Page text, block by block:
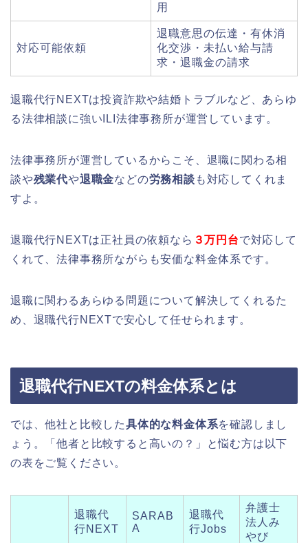
用
対応可能依頼
退職意思の伝達・有休消
化交渉・未払い給与請
求・退職金の請求
退職代行NEXTは投資詐欺や結婚トラブルなど、あらゆ
る法律相談に強いILI法律事務所が運営しています。
法律事務所が運営しているからこそ、退職に関わる相
談や残業代や退職金などの労務相談 も対応してくれま
すよ。
退職代行NEXTは正社員の依頼なら ３万円台で対応して
くれて、法律事務所ながらも安価な料金体系です。
退職に関わるあらゆる問題について解決してくれるた
め、退職代行NEXTで安心して任せられます。
退職代行NEXTの料金体系とは
では、他社と比較した具体的な料金体系を確認しまし
ょう。「他者と比較すると高いの？」と悩む方は以下
の表をご覧ください。
退職代
行NEXT
SARAB
A
退職代
行Jobs
弁護士
法人み
やび